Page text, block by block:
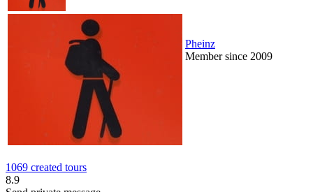
Pheinz
Member since 2009
1069 created tours
8.9